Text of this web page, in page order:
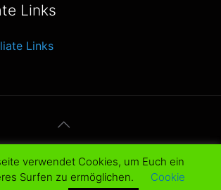
Links
Links
better-life-blog. All Rights
Reserved.
verwendet Cookies, um Euch ein
Surfen zu ermöglichen.
Cookie